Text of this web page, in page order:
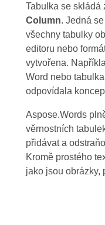
Tabulka se skládá
Column. Jedná
všechny tabulky
editoru nebo
vytvořena.
Word nebo
odpovídala
Aspose.Words
věrnostních
přidávat a
Kromě prostého
jako jsou obrázky,